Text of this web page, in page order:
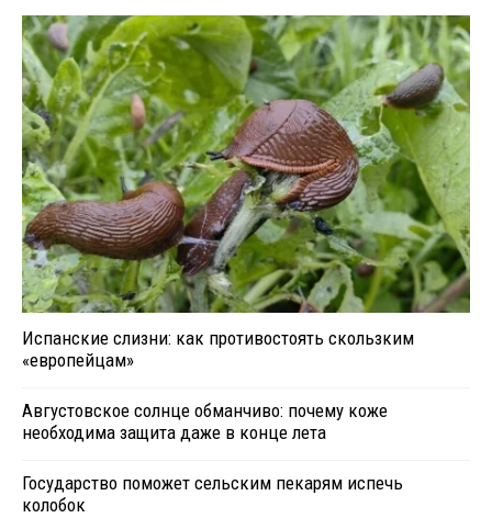
Испанские слизни: как противостоять скользким
«европейцам»
Августовское солнце обманчиво: почему коже
необходима защита даже в конце лета
Государство поможет сельским пекарям испечь
колобок